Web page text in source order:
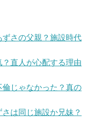
ずさの父親？施設時代
？直人が心配する理由
倫じゃなかった？真の
は同じ施設か兄妹？